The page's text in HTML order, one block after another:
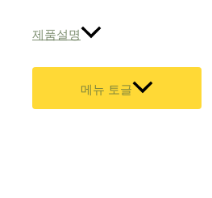
제품설명
메뉴 토글